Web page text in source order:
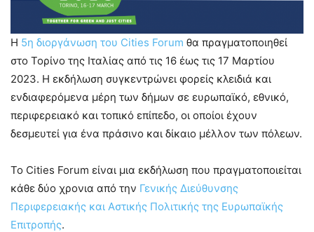
Η 5η διοργάνωση του Cities Forum θα πραγματοποιηθεί
στο Τορίνο της Ιταλίας από τις 16 έως τις 17 Μαρτίου
2023. Η εκδήλωση συγκεντρώνει φορείς κλειδιά και
ενδιαφερόμενα μέρη των δήμων σε ευρωπαϊκό, εθνικό,
περιφερειακό και τοπικό επίπεδο, οι οποίοι έχουν
δεσμευτεί για ένα πράσινο και δίκαιο μέλλον των πόλεων.
Το Cities Forum είναι μια εκδήλωση που πραγματοποιείται
κάθε δύο χρονια από την Γενικής Διεύθυνσης
Περιφερειακής και Αστικής Πολιτικής της Ευρωπαϊκής
Επιτροπής.